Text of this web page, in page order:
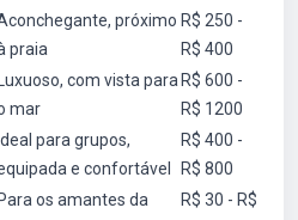
próximo
praia
R$ 250 -
R$ 400
Luxuoso, com vista para
mar
R$ 600 -
R$ 1200
Ideal para grupos,
e confortável
R$ 400 -
R$ 800
Para os amantes da
R$ 30 - R$